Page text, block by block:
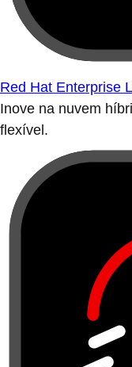
Red Hat Enterprise
Inove na nuvem
flexível.